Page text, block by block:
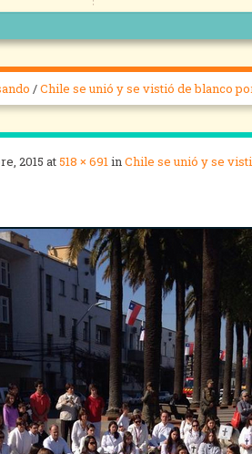
/Chile se unió y se vistió de blanco
2015 at 518 × 691inChile se unió y se